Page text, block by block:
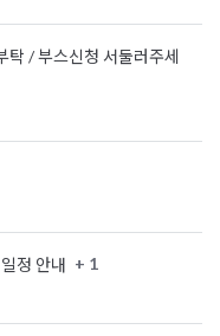
탁 / 부스신청 서둘러주세
정 안내 + 1